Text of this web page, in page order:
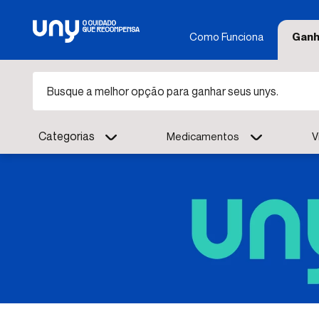
Como Funciona
Categorias Medicamentos